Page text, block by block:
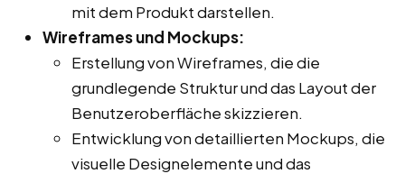
mit dem Produkt darstellen.
Wireframes und Mockups:
Erstellung von Wireframes, die die
grundlegende Struktur und das Layout der
Benutzeroberfläche skizzieren.
Entwicklung von detaillierten Mockups, die
visuelle Designelemente und das